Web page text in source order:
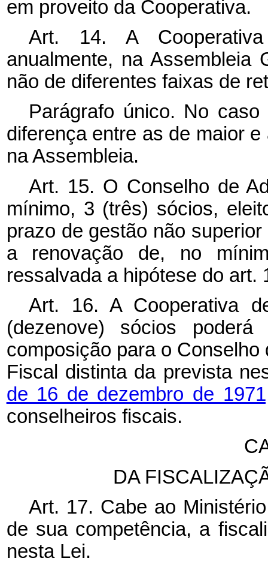
em proveito da Cooperativa.
Art. 14. A
anualmente, na Assembleia
não de diferentes faixas de
Parágrafo único. No
diferença entre as de maior
na Assembleia.
Art. 15. O Conselho de
mínimo, 3 (três) sócios,
prazo de gestão não
a renovação de, no
ressalvada a hipótese do art.
Art. 16. A Cooperativa
(dezenove) sócios
composição para o
Fiscal distinta da prevista
de 16 de dezembro de
conselheiros fiscais.
DA
Art. 17. Cabe ao
de sua competência, a
nesta Lei.